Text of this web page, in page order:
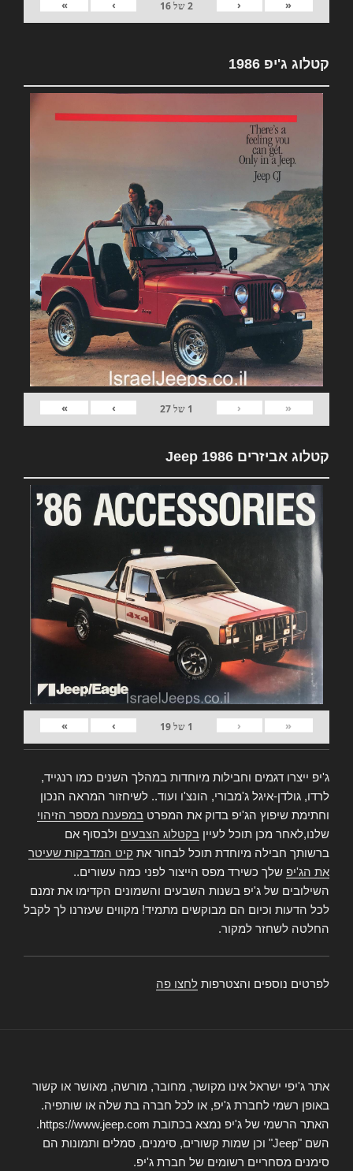
«
‹
2של16
›
»
קטלוג ג'יפ 1986
«
‹
1 של27
›
»
קטלוג אביזרים Jeep 1986
«
‹
1 של19
›
»
ג'יפ ייצרו דגמים וחבילות מיוחדות במהלך השנים כמו רנגייד,
לרדו, גולדן-איגל ג'מבורי, הונצ'ו ועוד.. לשיחזור המראה הנכון
וחתימת שיפוץ הג'יפ בדוק את המפרט במפענח מספר הזיהוי
שלנו,לאחר מכן תוכל לעיין בקטלוג הצבעים ולבסוף אם
ברשותך חבילה מיוחדת תוכל לבחור את קיט המדבקות שעיטר
את הג'יפ שלך כשירד מפס הייצור לפני כמה עשורים..
השילובים של ג'יפ בשנות השבעים והשמונים הקדימו את זמנם
לכל הדעות וכיום הם מבוקשים מתמיד! מקווים שעזרנו לך לקבל
החלטה לשחזר למקור.
לפרטים נוספים והצטרפות לחצו פה
אתר ג'יפי ישראל אינו מקושר, מחובר, מורשה, מאושר או קשור
באופן רשמי לחברת ג'יפ, או לכל חברה בת שלה או שותפיה.
האתר הרשמי של ג'יפ נמצא בכתובת https://www.jeep.com.
השם "Jeep" וכן שמות קשורים, סימנים, סמלים ותמונות הם
סימנים מסחריים רשומים של חברת ג'יפ.